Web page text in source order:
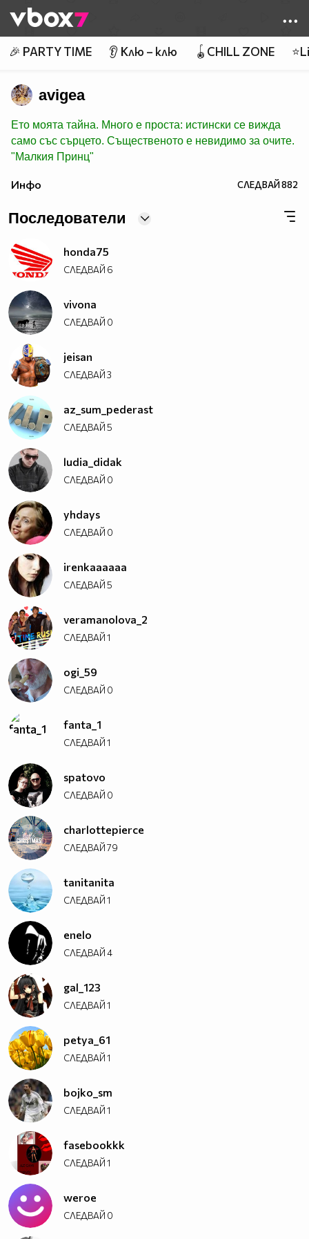
👾
🎉 PARTY TIME 👂 Клю – клю 🪀CHILL ZONE
avigea
Ето моята тайна. Много е проста: истински се вижда
само със сърцето. Същественото е невидимо за очите.
"Малкия Принц"
Инфо СЛЕДВАЙ882
Последователи
honda75
СЛЕДВАЙ 6
vivona
СЛЕДВАЙ 0
jeisan
СЛЕДВАЙ3
az_sum_pederast
СЛЕДВАЙ5
ludia_didak
СЛЕДВАЙ 0
yhdays
СЛЕДВАЙ 0
irenkaaaaaa
СЛЕДВАЙ5
veramanolova_2
СЛЕДВАЙ1
ogi_59
СЛЕДВАЙ 0
fanta_1
СЛЕДВАЙ1
spatovo
СЛЕДВАЙ 0
charlottepierce
СЛЕДВАЙ79
tanitanita
СЛЕДВАЙ1
enelo
СЛЕДВАЙ4
gal_123
СЛЕДВАЙ1
petya_61
СЛЕДВАЙ1
bojko_sm
СЛЕДВАЙ1
fasebookkk
СЛЕДВАЙ1
weroe
СЛЕДВАЙ 0